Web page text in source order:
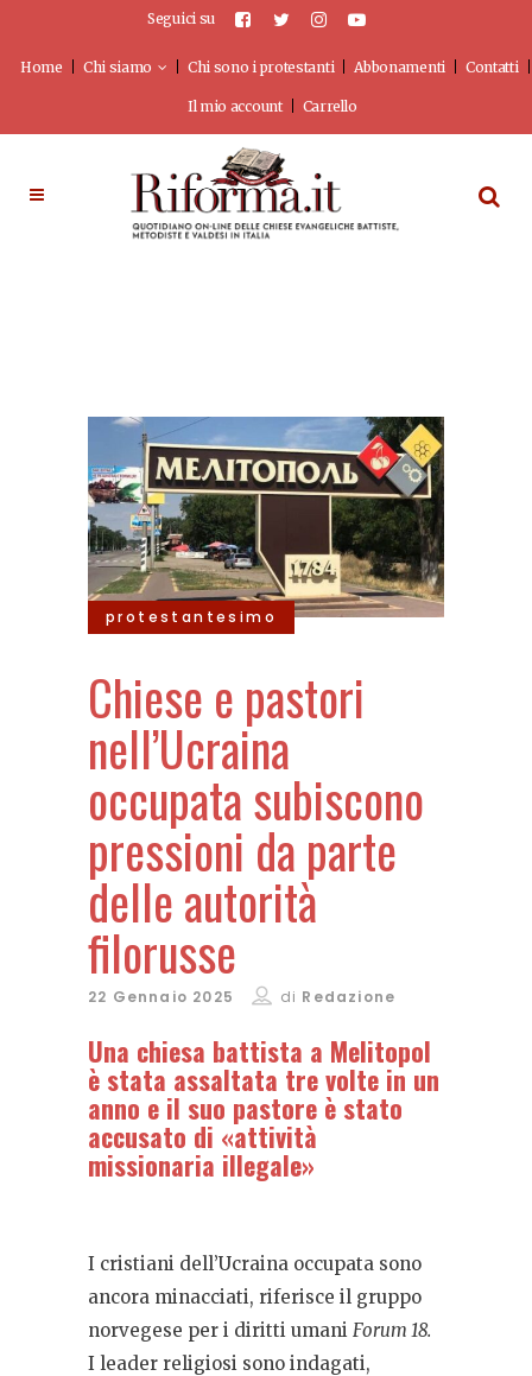
Seguici su
Home Chi siamo Chi sono i protestanti Abbonamenti Contatti
Il mio account Carrello
protestantesimo
Chiese e pastori
nell’Ucraina
occupata subiscono
pressioni da parte
delle autorità
filorusse
22 Gennaio 2025 di Redazione
Una chiesa battista a Melitopol
è stata assaltata tre volte in un
anno e il suo pastore è stato
accusato di «attività
missionaria illegale»
I cristiani dell’Ucraina occupata sono
ancora minacciati, riferisce il gruppo
norvegese per i diritti umani Forum 18.
I leader religiosi sono indagati,